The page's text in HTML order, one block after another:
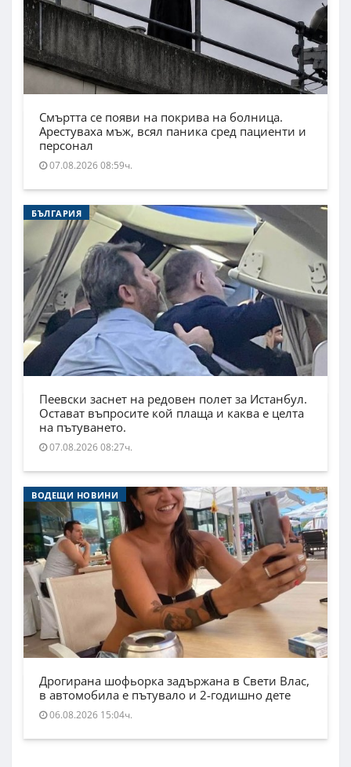
Смъртта се появи на покрива на болница.
Арестуваха мъж, всял паника сред пациенти и
персонал
07.08.2026 08:59ч.
БЪЛГАРИЯ
Пеевски заснет на редовен полет за Истанбул.
Остават въпросите кой плаща и каква е целта
на пътуването.
07.08.2026 08:27ч.
ВОДЕЩИ НОВИНИ
Дрогирана шофьорка задържана в Свети Влас,
в автомобила е пътувало и 2-годишно дете
06.08.2026 15:04ч.